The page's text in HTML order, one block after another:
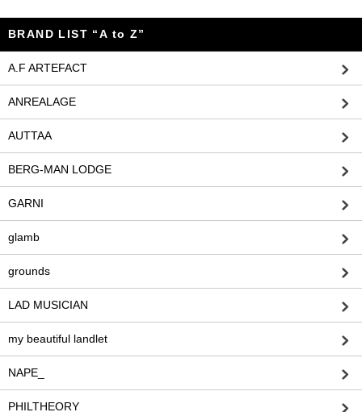
BRAND LIST “A to Z”
A.F ARTEFACT
ANREALAGE
AUTTAA
BERG-MAN LODGE
GARNI
glamb
grounds
LAD MUSICIAN
my beautiful landlet
NAPE_
PHILTHEORY